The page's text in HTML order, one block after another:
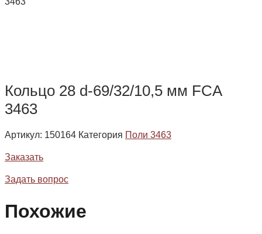
Кольцо 28 d-69/32/10,5 мм FCA
3463
Артикул: 150164 Категория Поли 3463
Заказать
Задать вопрос
Похожие